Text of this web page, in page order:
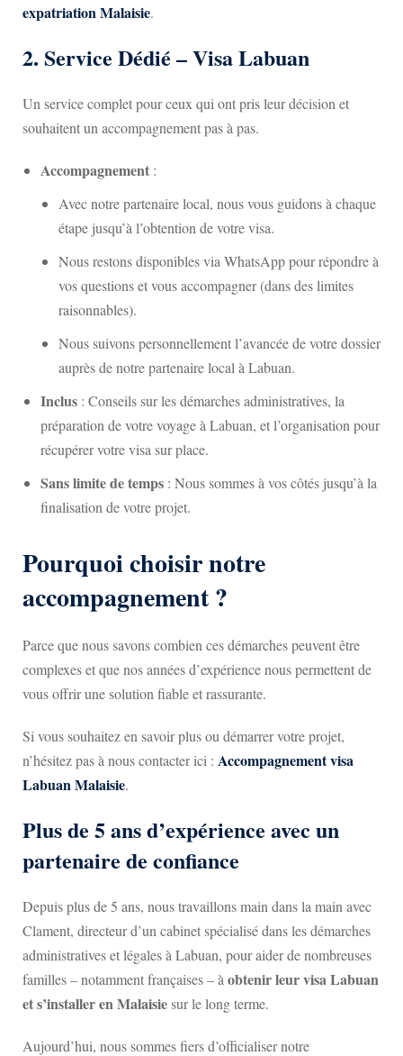
expatriation Malaisie.
2. Service Dédié – Visa Labuan
Un service complet pour ceux qui ont pris leur décision et
souhaitent un accompagnement pas à pas.
Accompagnement :
Avec notre partenaire local, nous vous guidons à chaque
étape jusqu’à l’obtention de votre visa.
Nous restons disponibles via WhatsApp pour répondre à
vos questions et vous accompagner (dans des limites
raisonnables).
Nous suivons personnellement l’avancée de votre dossier
auprès de notre partenaire local à Labuan.
Inclus : Conseils sur les démarches administratives, la
préparation de votre voyage à Labuan, et l’organisation pour
récupérer votre visa sur place.
Sans limite de temps : Nous sommes à vos côtés jusqu’à la
finalisation de votre projet.
Pourquoi choisir notre
accompagnement ?
Parce que nous savons combien ces démarches peuvent être
complexes et que nos années d’expérience nous permettent de
vous offrir une solution fiable et rassurante.
Si vous souhaitez en savoir plus ou démarrer votre projet,
n’hésitez pas à nous contacter ici : Accompagnement visa
Labuan Malaisie.
Plus de 5 ans d’expérience avec un
partenaire de confiance
Depuis plus de 5 ans, nous travaillons main dans la main avec
Clament, directeur d’un cabinet spécialisé dans les démarches
administratives et légales à Labuan, pour aider de nombreuses
familles – notamment françaises – à obtenir leur visa Labuan
et s’installer en Malaisiesur le long terme.
Aujourd’hui, nous sommes fiers d’officialiser notre